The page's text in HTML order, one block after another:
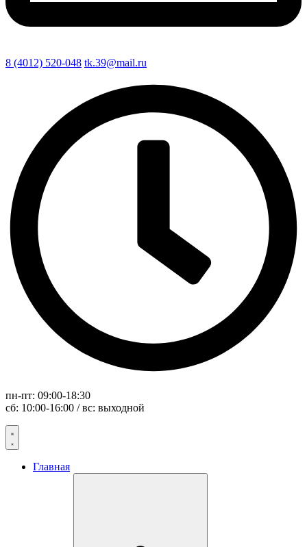
8 (4012) 520-048 tk.39@mail.ru
пн-пт: 09:00-18:30
сб: 10:00-16:00 / вс: выходной
Главная